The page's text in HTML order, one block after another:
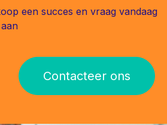
een succes en vraag vandaag
Contacteer ons